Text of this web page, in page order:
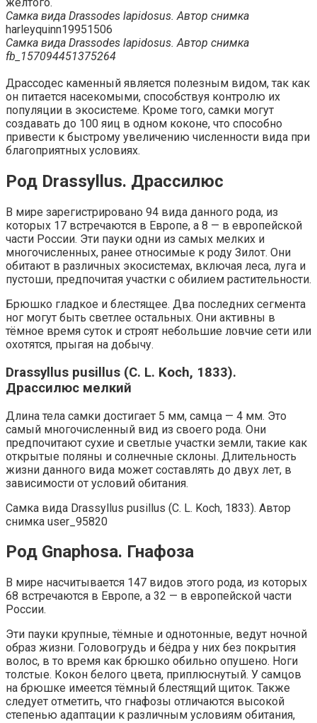
жёлтого.
Самка вида Drassodes lapidosus. Автор снимка
harleyquinn19951506
Самка вида Drassodes lapidosus. Автор снимка
fb_157094451375264
Драссодес каменный является полезным видом, так как
он питается насекомыми, способствуя контролю их
популяции в экосистеме. Кроме того, самки могут
создавать до 100 яиц в одном коконе, что способно
привести к быстрому увеличению численности вида при
благоприятных условиях.
Род Drassyllus. Драссилюс
В мире зарегистрировано 94 вида данного рода, из
которых 17 встречаются в Европе, а 8 — в европейской
части России. Эти пауки одни из самых мелких и
многочисленных, ранее относимые к роду Зилот. Они
обитают в различных экосистемах, включая леса, луга и
пустоши, предпочитая участки с обилием растительности.
Брюшко гладкое и блестящее. Два последних сегмента
ног могут быть светлее остальных. Они активны в
тёмное время суток и строят небольшие ловчие сети или
охотятся, прыгая на добычу.
Drassyllus pusillus (C. L. Koch, 1833).
Драссилюс мелкий
Длина тела самки достигает 5 мм, самца — 4 мм. Это
самый многочисленный вид из своего рода. Они
предпочитают сухие и светлые участки земли, такие как
открытые поляны и солнечные склоны. Длительность
жизни данного вида может составлять до двух лет, в
зависимости от условий обитания.
Самка вида Drassyllus pusillus (C. L. Koch, 1833). Автор
снимка user_95820
Род Gnaphosa. Гнафоза
В мире насчитывается 147 видов этого рода, из которых
68 встречаются в Европе, а 32 — в европейской части
России.
Эти пауки крупные, тёмные и однотонные, ведут ночной
образ жизни. Головогрудь и бёдра у них без покрытия
волос, в то время как брюшко обильно опушено. Ноги
толстые. Кокон белого цвета, приплюснутый. У самцов
на брюшке имеется тёмный блестящий щиток. Также
следует отметить, что гнафозы отличаются высокой
степенью адаптации к различным условиям обитания,